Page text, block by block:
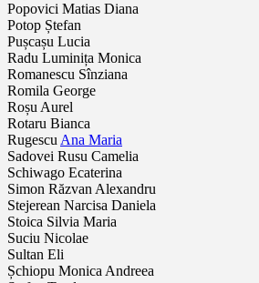
Popovici Matias Diana
Potop Ștefan
Pușcașu Lucia
Radu Luminița Monica
Romanescu Sînziana
Romila George
Roșu Aurel
Rotaru Bianca
Rugescu Ana Maria
Sadovei Rusu Camelia
Schiwago Ecaterina
Simon Răzvan Alexandru
Stejerean Narcisa Daniela
Stoica Silvia Maria
Suciu Nicolae
Sultan Eli
Șchiopu Monica Andreea